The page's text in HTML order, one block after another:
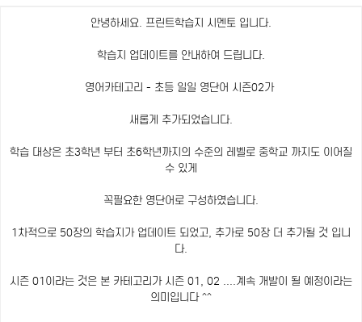
안녕하세요. 프린트학습지 시멘토 입니다.
학습지 업데이트를 안내하여 드립니다.
영어카테고리 - 초등 일일 영단어 시즌02가
새롭게 추가되었습니다.
학습 대상은 초3학년 부터 초6학년까지의 수준의 레벨로 중학교 까지도 이어질
수 있게
꼭필요한 영단어로 구성하였습니다.
1차적으로 50장의 학습지가 업데이트 되었고, 추가로 50장 더 추가될 것 입니
다.
시즌 01이라는 것은 본 카테고리가 시즌 01, 02 ....계속 개발이 될 예정이라는
의미입니다 ^^